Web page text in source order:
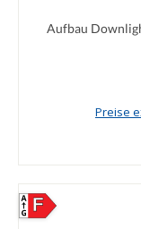
Durchschnittliche
Aufbau
Preise
F